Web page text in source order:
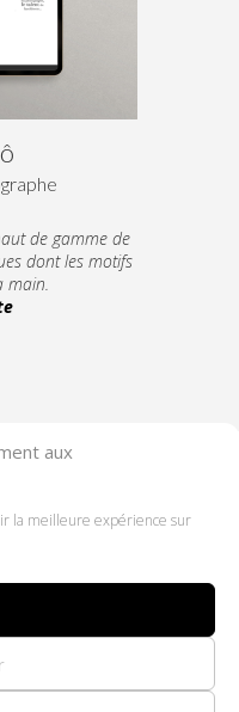
aux
la meilleure expérience sur
de gamme de
dont les motifs
main.